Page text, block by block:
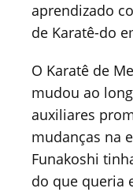
aprendizado
de Karatê-do
O Karatê de
mudou ao
auxiliares
mudanças na
Funakoshi
do que queria